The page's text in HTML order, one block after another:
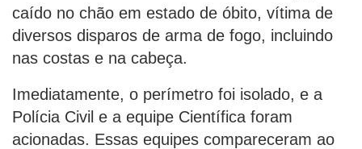
caído no chão em estado de óbito, vítima de
diversos disparos de arma de fogo, incluindo
nas costas e na cabeça.
Imediatamente, o perímetro foi isolado, e a
Polícia Civil e a equipe Científica foram
acionadas. Essas equipes compareceram ao